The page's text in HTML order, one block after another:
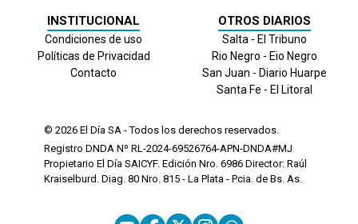
INSTITUCIONAL
Condiciones de uso
Políticas de Privacidad
Contacto
OTROS DIARIOS
Salta - El Tribuno
Rio Negro - Eio Negro
San Juan - Diario Huarpe
Santa Fe - El Litoral
© 2026 El Día SA - Todos los derechos reservados.
Registro DNDA Nº RL-2024-69526764-APN-DNDA#MJ
Propietario El Día SAICYF. Edición Nro. 6986 Director: Raúl
Kraiselburd. Diag. 80 Nro. 815 - La Plata - Pcia. de Bs. As.